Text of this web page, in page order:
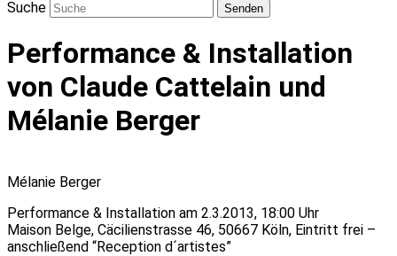
Suche Senden
Performance & Installation
von Claude Cattelain und
Mélanie Berger
Mélanie Berger
Performance & Installation am 2.3.2013, 18:00 Uhr
Maison Belge, Cäcilienstrasse 46, 50667 Köln, Eintritt frei –
anschließend “Reception d´artistes”